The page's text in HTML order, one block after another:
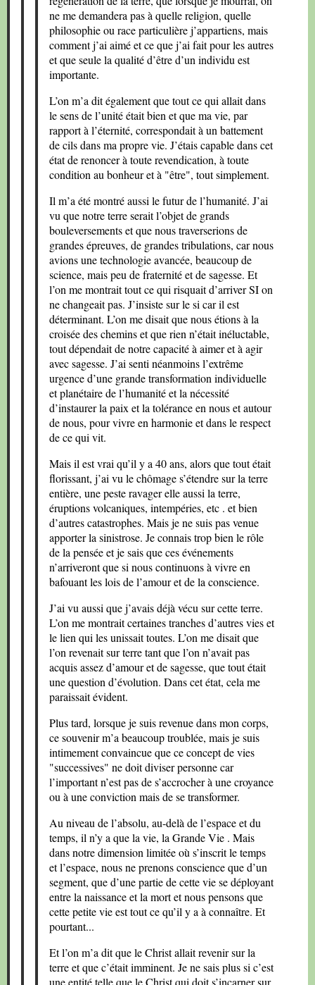
ne me demandera pas à quelle religion, quelle
philosophie ou race particulière j’appartiens, mais
comment j’ai aimé et ce que j’ai fait pour les autres
et que seule la qualité d’être d’un individu est
importante.
L’on m’a dit également que tout ce qui allait dans
le sens de l’unité était bien et que ma vie, par
rapport à l’éternité, correspondait à un battement
de cils dans ma propre vie. J’étais capable dans cet
état de renoncer à toute revendication, à toute
condition au bonheur et à "être", tout simplement.
Il m’a été montré aussi le futur de l’humanité. J’ai
vu que notre terre serait l’objet de grands
bouleversements et que nous traverserions de
grandes épreuves, de grandes tribulations, car nous
avions une technologie avancée, beaucoup de
science, mais peu de fraternité et de sagesse. Et
l’on me montrait tout ce qui risquait d’arriver SI on
ne changeait pas. J’insiste sur le si car il est
déterminant. L’on me disait que nous étions à la
croisée des chemins et que rien n’était inéluctable,
tout dépendait de notre capacité à aimer et à agir
avec sagesse. J’ai senti néanmoins l’extrême
urgence d’une grande transformation individuelle
et planétaire de l’humanité et la nécessité
d’instaurer la paix et la tolérance en nous et autour
de nous, pour vivre en harmonie et dans le respect
de ce qui vit.
Mais il est vrai qu’il y a 40 ans, alors que tout était
florissant, j’ai vu le chômage s’étendre sur la terre
entière, une peste ravager elle aussi la terre,
éruptions volcaniques, intempéries, etc . et bien
d’autres catastrophes. Mais je ne suis pas venue
apporter la sinistrose. Je connais trop bien le rôle
de la pensée et je sais que ces événements
n’arriveront que si nous continuons à vivre en
bafouant les lois de l’amour et de la conscience.
J’ai vu aussi que j’avais déjà vécu sur cette terre.
L’on me montrait certaines tranches d’autres vies et
le lien qui les unissait toutes. L’on me disait que
l’on revenait sur terre tant que l’on n’avait pas
acquis assez d’amour et de sagesse, que tout était
une question d’évolution. Dans cet état, cela me
paraissait évident.
Plus tard, lorsque je suis revenue dans mon corps,
ce souvenir m’a beaucoup troublée, mais je suis
intimement convaincue que ce concept de vies
"successives" ne doit diviser personne car
l’important n’est pas de s’accrocher à une croyance
ou à une conviction mais de se transformer.
Au niveau de l’absolu, au-delà de l’espace et du
temps, il n’y a que la vie, la Grande Vie . Mais
dans notre dimension limitée où s’inscrit le temps
et l’espace, nous ne prenons conscience que d’un
segment, que d’une partie de cette vie se déployant
entre la naissance et la mort et nous pensons que
cette petite vie est tout ce qu’il y a à connaître. Et
pourtant...
Et l’on m’a dit que le Christ allait revenir sur la
terre et que c’était imminent. Je ne sais plus si c’est